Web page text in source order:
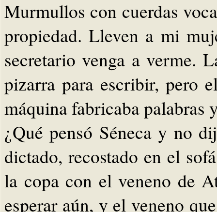
Murmullos con cuerdas
propiedad. Lleven a mi
secretario venga a verme.
pizarra para escribir, pero
máquina fabricaba palabras
¿Qué pensó Séneca y no
dictado, recostado en el
la copa con el veneno de
esperar aún, y el veneno